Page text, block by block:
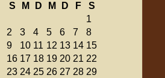
S
M D M D F
S
1
2
3 4 5 6 7
8
9
10 11 12 13 14 15
16 17 18 19 20 21 22
23 24 25 26 27 28 29